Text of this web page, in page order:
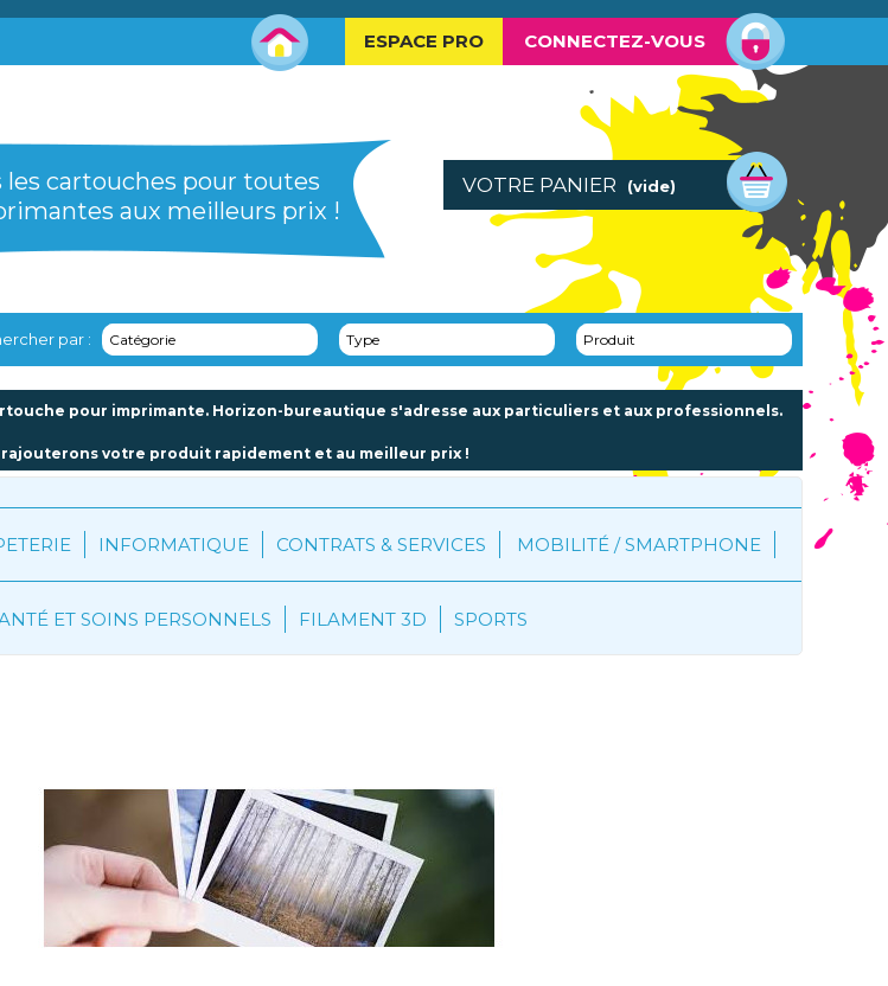
CONNECTEZ-VOUS
ESPACE PRO
les cartouches pour toutes
aux meilleurs prix !
VOTRE PANIER (vide)
par : Catégorie Type Produit
pour imprimante. Horizon-bureautique s'adresse aux particuliers et aux professionnels.
rajouterons votre produit rapidement et au meilleur prix !
INFORMATIQUE CONTRATS & SERVICES MOBILITÉ / SMARTPHONE
ET SOINS PERSONNELS FILAMENT 3D SPORTS